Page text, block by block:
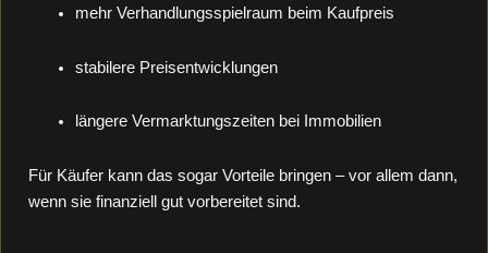
mehr Verhandlungsspielraum beim Kaufpreis
stabilere Preisentwicklungen
längere Vermarktungszeiten bei Immobilien
Für Käufer kann das sogar Vorteile bringen – vor allem dann,
wenn sie finanziell gut vorbereitet sind.